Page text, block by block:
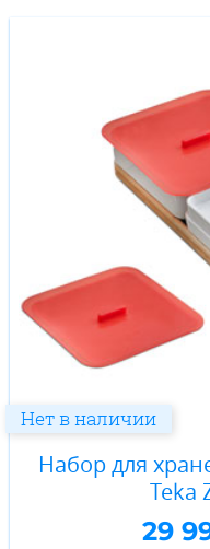
Набор для
Teka
29
Нет в наличии